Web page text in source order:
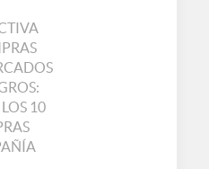
10